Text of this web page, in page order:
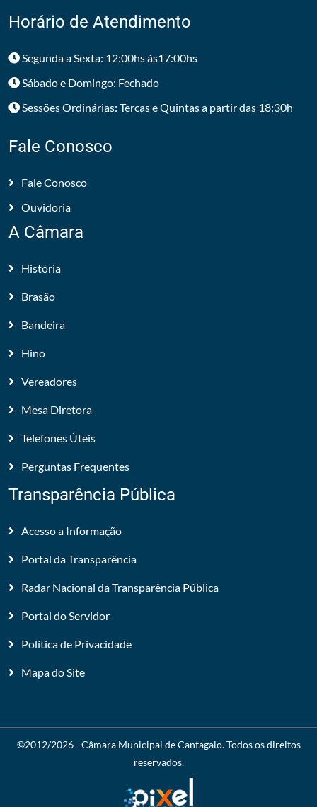
Horário de Atendimento
Segunda a Sexta: 12:00hs às17:00hs
Sábado e Domingo: Fechado
Sessões Ordinárias: Tercas e Quintas a partir das 18:30h
Fale Conosco
Fale Conosco
Ouvidoria
A Câmara
História
Brasão
Bandeira
Hino
Vereadores
Mesa Diretora
Telefones Úteis
Perguntas Frequentes
Transparência Pública
Acesso a Informação
Portal da Transparência
Radar Nacional da Transparência Pública
Portal do Servidor
Política de Privacidade
Mapa do Site
©2012/2026 -Câmara Municipal de Cantagalo. Todos os direitos
reservados.